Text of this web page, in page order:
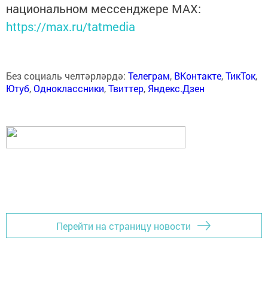
национальном мессенджере MАХ:
https://max.ru/tatmedia
Без социаль челтәрләрдә: Телеграм, ВКонтакте,ТикТок,
Ютуб,Одноклассники,Твиттер, Яндекс.Дзен
Перейти на страницу новости